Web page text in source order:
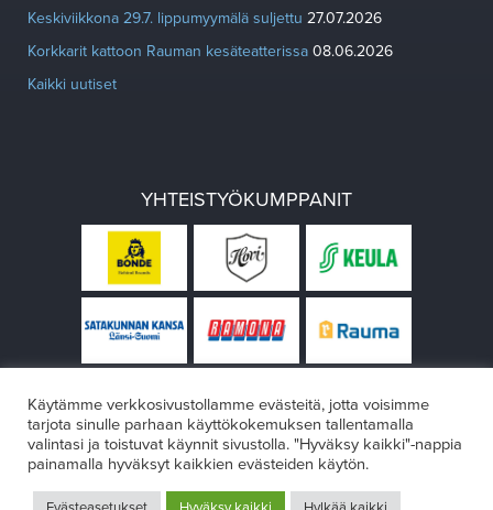
Keskiviikkona 29.7. lippumyymälä suljettu 27.07.2026
Korkkarit kattoon Rauman kesäteatterissa 08.06.2026
Kaikki uutiset
YHTEISTYÖKUMPPANIT
Käytämme verkkosivustollamme evästeitä, jotta voisimme
tarjota sinulle parhaan käyttökokemuksen tallentamalla
valintasi ja toistuvat käynnit sivustolla. "Hyväksy kaikki"-nappia
painamalla hyväksyt kaikkien evästeiden käytön.